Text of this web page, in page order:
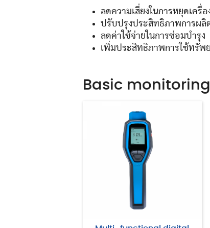
ลดความเสี่ยงในการหยุดเครื่
ปรับปรุงประสิทธิภาพการผลิ
ลดค่าใช้จ่ายในการซ่อมบํารุง
เพิ่มประสิทธิภาพการใช้ทรัพ
Basic monitoring